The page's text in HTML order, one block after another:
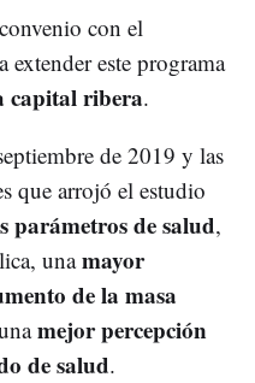
con el
este programa
capital ribera.
de 2019 y las
que arrojó el estudio
parámetros de salud,
unamayor
de la masa
mejor percepción
de salud.